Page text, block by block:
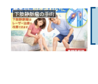
下肢静脈瘤の手術